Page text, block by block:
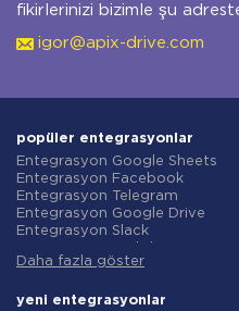
fikirlerinizi bizimle şu
igor@apix-drive.com
popüler entegrasyonlar
Entegrasyon Google Sheets
Entegrasyon Facebook
Entegrasyon Telegram
Entegrasyon Google Drive
Entegrasyon Slack
Entegrasyon Gmail
Entegrasyon ClickUp
Daha fazla göster
yeni entegrasyonlar